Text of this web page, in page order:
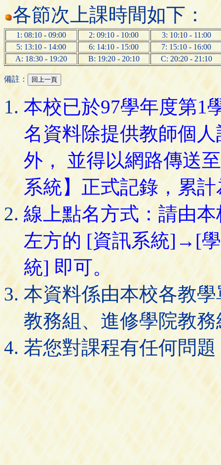
各節次上課時間如下：
1: 08:10 - 09:00 2: 09:10 - 10:00
3: 10:10 - 11:00
5: 13:10 - 14:00
6: 14:10 - 15:00
7: 15:10 - 16:00
A: 18:30 - 19:20
B: 19:20 - 20:10 C: 20:20 - 21:10
備註：
本校已於97學年度第1
名資料除提供教師個
外， 並得以網路傳送
系統】正式記錄，累
線上點名方式：請由
左方的 [資訊系統]→[
統] 即可。
本資料係由本校各教
教務組、進修學院教
若您對課程有任何問